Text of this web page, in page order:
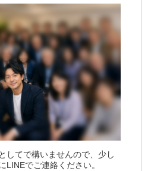
してで構いませんので、少し
LINEでご連絡ください。